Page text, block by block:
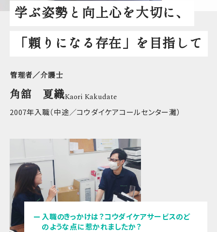
学ぶ姿勢と向上心を大切に、
「頼りになる存在」を目指して
管理者／介護士
角舘 夏織Kaori Kakudate
2007年入職（中途／コウダイケアコールセンター灘）
入職のきっかけは？コウダイケアサービスのど
のような点に惹かれましたか？